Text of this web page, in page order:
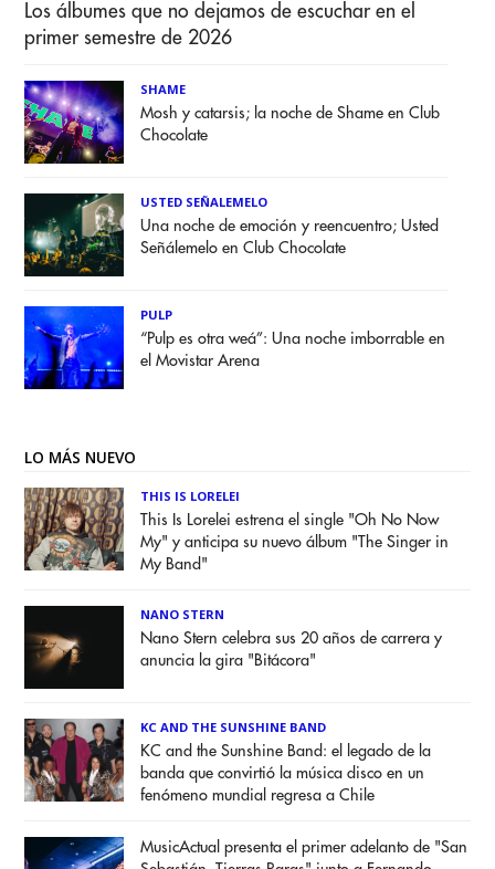
Los álbumes que no dejamos de escuchar en el
primer semestre de 2026
SHAME
Mosh y catarsis; la noche de Shame en Club
Chocolate
USTED SEÑALEMELO
Una noche de emoción y reencuentro; Usted
Señálemelo en Club Chocolate
PULP
“Pulp es otra weá”: Una noche imborrable en
el Movistar Arena
LO MÁS NUEVO
THIS IS LORELEI
This Is Lorelei estrena el single "Oh No Now
My" y anticipa su nuevo álbum "The Singer in
My Band"
NANO STERN
Nano Stern celebra sus 20 años de carrera y
anuncia la gira "Bitácora"
KC AND THE SUNSHINE BAND
KC and the Sunshine Band: el legado de la
banda que convirtió la música disco en un
fenómeno mundial regresa a Chile
MusicActual presenta el primer adelanto de "San